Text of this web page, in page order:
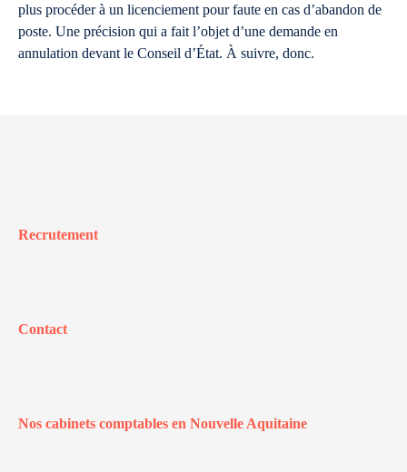
plus procéder à un licenciement pour faute en cas d’abandon de
poste. Une précision qui a fait l’objet d’une demande en
annulation devant le Conseil d’État. À suivre, donc.
Recrutement
Contact
Nos cabinets comptables en Nouvelle Aquitaine